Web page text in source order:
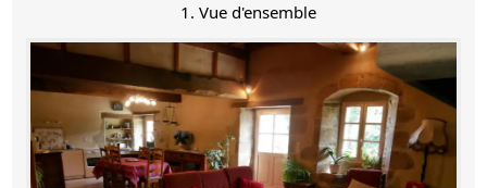
1. Vue d'ensemble